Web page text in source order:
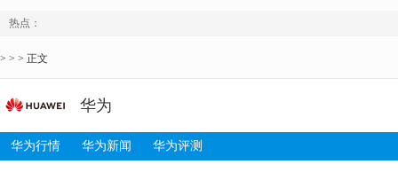
热点：
> > > 正文
华为
华为行情 华为新闻 华为评测